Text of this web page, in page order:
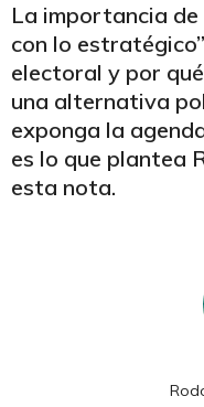
La importancia
con lo
electoral y por
una alternativa
exponga la
es lo que plantea
esta nota.